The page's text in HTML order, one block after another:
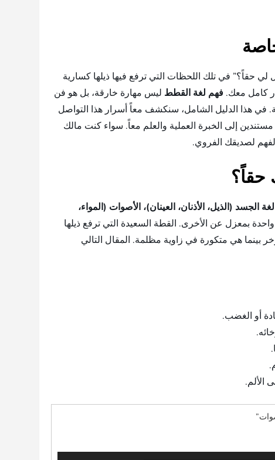
في تلك اللحظات التي ترفع فيها ذيلها كسارية
كامل معك.فهم لغة القطط ليس مهارة خارقة، بل هو فن
في هذا الدليل الشامل، سنكشف معاً أسرار هذا التواصل
إلى الخبرة العملية والعلم معاً. سواء كنت مالك
لصديقك الفروي.
حقاً؟
(الذيل، الأذنان، العينان)، الأصوات (المواء،
بمعزل عن الأخرى. القطة السعيدة التي ترفع ذيلها
بينما هي متكورة في زاوية مظلمة. المقال التالي
أو الغضب.
الألم.